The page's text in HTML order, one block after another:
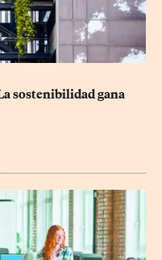
sostenibilidad gana